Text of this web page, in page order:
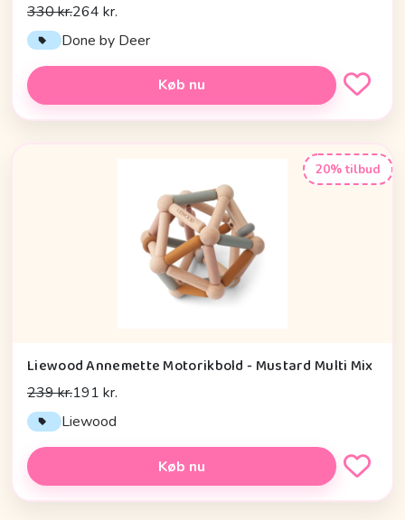
330 kr.264 kr.
Done by Deer
Køb nu
20% tilbud
Liewood Annemette Motorikbold - Mustard Multi Mix
239 kr.191 kr.
Liewood
Køb nu